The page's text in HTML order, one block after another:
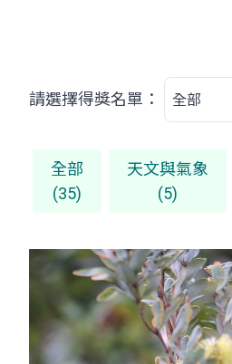
請選擇得獎名單：
全部
(35)
天文與氣象
(5)